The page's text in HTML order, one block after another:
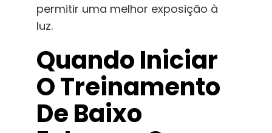
permitir uma melhor exposição à
luz.
Quando Iniciar
O Treinamento
De Baixo